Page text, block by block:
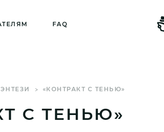
FAQ
«КОНТРАКТ С ТЕНЬЮ»
С ТЕНЬЮ»